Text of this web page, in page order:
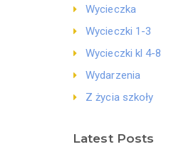
Wycieczka
Wycieczki 1-3
Wycieczki kl 4-8
Wydarzenia
Z życia szkoły
Latest Posts